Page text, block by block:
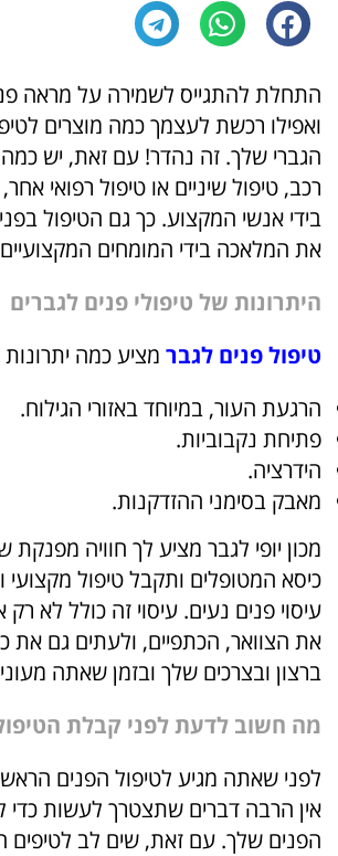
התחלת להתגייס לשמירה על מראה
ואפילו רכשת לעצמך כמה מוצרים
הגברי שלך. זה נהדר! עם זאת, יש כמה
רכב, טיפול שיניים או טיפול רפואי
בידי אנשי המקצוע. כך גם הטיפול
את המלאכה בידי המומחים
היתרונות של טיפולי פנים לגברים
טיפול פנים לגבר מציע כמה
הרגעת העור, במיוחד באזורי הגילוח.
פתיחת נקבוביות.
הידרציה.
מאבק בסימני ההזדקנות.
מכון יופי לגבר מציע לך חוויה
כיסא המטופלים ותקבל טיפול
עיסוי פנים נעים. עיסוי זה כולל לא
את הצוואר, הכתפיים, ולעתים גם את
ברצון ובצרכים שלך ובזמן שאתה
מה חשוב לדעת לפני קבלת
לפני שאתה מגיע לטיפול הפנים
אין הרבה דברים שתצטרך לעשות כדי
הפנים שלך. עם זאת, שים לב לטיפים